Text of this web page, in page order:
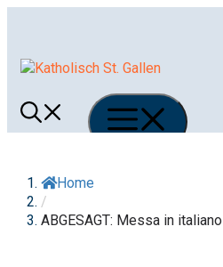
Menü
Home
/
ABGESAGT: Messa in italiano